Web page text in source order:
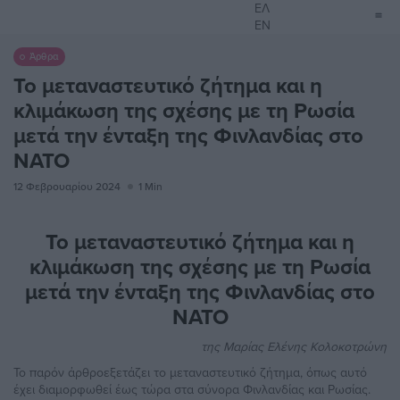
ΕΛ
EN
Άρθρα
Το μεταναστευτικό ζήτημα και η
κλιμάκωση της σχέσης με τη Ρωσία
μετά την ένταξη της Φινλανδίας στο
ΝΑΤΟ
12 Φεβρουαρίου 2024 1 Min
To μεταναστευτικό ζήτημα και η
κλιμάκωση της σχέσης με τη Ρωσία
μετά την ένταξη της Φινλανδίας στο
ΝΑΤΟ
της Μαρίας Ελένης Κολοκοτρώνη
Το παρόν άρθροεξετάζει το μεταναστευτικό ζήτημα, όπως αυτό
έχει διαμορφωθεί έως τώρα στα σύνορα Φινλανδίας και Ρωσίας.